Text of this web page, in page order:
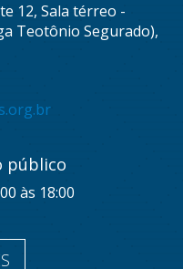
12, Sala térreo -
Teotônio Segurado),
público
às 18:00